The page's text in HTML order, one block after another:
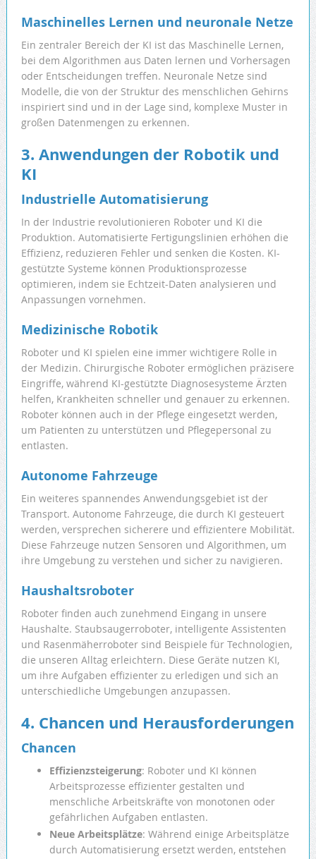
Maschinelles Lernen und neuronale Netze
Ein zentraler Bereich der KI ist das Maschinelle Lernen,
bei dem Algorithmen aus Daten lernen und Vorhersagen
oder Entscheidungen treffen. Neuronale Netze sind
Modelle, die von der Struktur des menschlichen Gehirns
inspiriert sind und in der Lage sind, komplexe Muster in
großen Datenmengen zu erkennen.
3. Anwendungen der Robotik und
KI
Industrielle Automatisierung
In der Industrie revolutionieren Roboter und KI die
Produktion. Automatisierte Fertigungslinien erhöhen die
Effizienz, reduzieren Fehler und senken die Kosten. KI-
gestützte Systeme können Produktionsprozesse
optimieren, indem sie Echtzeit-Daten analysieren und
Anpassungen vornehmen.
Medizinische Robotik
Roboter und KI spielen eine immer wichtigere Rolle in
der Medizin. Chirurgische Roboter ermöglichen präzisere
Eingriffe, während KI-gestützte Diagnosesysteme Ärzten
helfen, Krankheiten schneller und genauer zu erkennen.
Roboter können auch in der Pflege eingesetzt werden,
um Patienten zu unterstützen und Pflegepersonal zu
entlasten.
Autonome Fahrzeuge
Ein weiteres spannendes Anwendungsgebiet ist der
Transport. Autonome Fahrzeuge, die durch KI gesteuert
werden, versprechen sicherere und effizientere Mobilität.
Diese Fahrzeuge nutzen Sensoren und Algorithmen, um
ihre Umgebung zu verstehen und sicher zu navigieren.
Haushaltsroboter
Roboter finden auch zunehmend Eingang in unsere
Haushalte. Staubsaugerroboter, intelligente Assistenten
und Rasenmäherroboter sind Beispiele für Technologien,
die unseren Alltag erleichtern. Diese Geräte nutzen KI,
um ihre Aufgaben effizienter zu erledigen und sich an
unterschiedliche Umgebungen anzupassen.
4. Chancen und Herausforderungen
Chancen
Effizienzsteigerung: Roboter und KI können
Arbeitsprozesse effizienter gestalten und
menschliche Arbeitskräfte von monotonen oder
gefährlichen Aufgaben entlasten.
Neue Arbeitsplätze: Während einige Arbeitsplätze
durch Automatisierung ersetzt werden, entstehen